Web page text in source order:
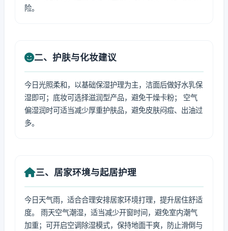
险。
二、护肤与化妆建议
今日光照柔和，以基础保湿护理为主，洁面后做好水乳保
湿即可；底妆可选择滋润型产品，避免干燥卡粉； 空气
偏湿润时可适当减少厚重护肤品，避免皮肤闷痘、出油过
多。
三、居家环境与起居护理
今日天气雨，适合合理安排居家环境打理，提升居住舒适
度。 雨天空气潮湿，适当减少开窗时间，避免室内潮气
加重；可开启空调除湿模式，保持地面干爽，防止滑倒与